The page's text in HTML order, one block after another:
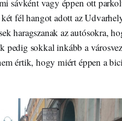
sávként vagy éppen ott
fél hangot adott az
haragszanak az autósokra,
pedig sokkal inkább a
értik, hogy miért éppen a